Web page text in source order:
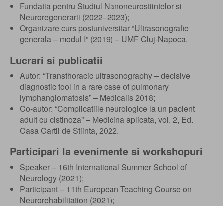
Fundatia pentru Studiul Nanoneurostiintelor si
Neuroregenerarii (2022–2023);
Organizare curs postuniversitar “Ultrasonografie
generala – modul I” (2019) – UMF Cluj-Napoca.
Lucrari si publicatii
Autor: “Transthoracic ultrasonography – decisive
diagnostic tool in a rare case of pulmonary
lymphangiomatosis” – Medicalis 2018;
Co-autor: “Complicatiile neurologice la un pacient
adult cu cistinoza” – Medicina aplicata, vol. 2, Ed.
Casa Cartii de Stiinta, 2022.
Participari la evenimente si workshopuri
Speaker – 16th International Summer School of
Neurology (2021);
Participant – 11th European Teaching Course on
Neurorehabilitation (2021);